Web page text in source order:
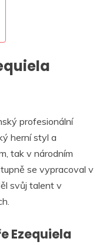
profesionální
herní styl a
tak v národním
se vypracoval v
svůj talent v
Ezequiela